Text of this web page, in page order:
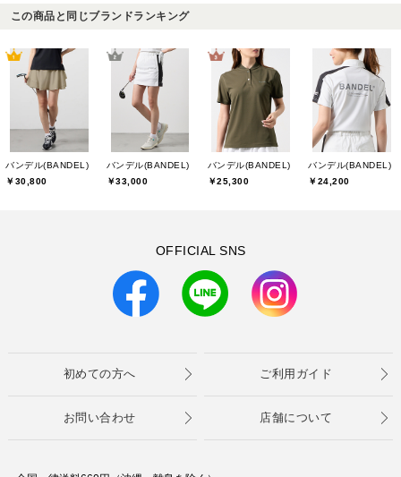
この商品と同じブランドランキング
バンデル(BANDEL)
￥30,800
バンデル(BANDEL)
￥33,000
バンデル(BANDEL)
￥25,300
バンデル(BANDEL)
￥24,200
OFFICIAL SNS
初めての方へ ご利用ガイド
お問い合わせ 店舗について